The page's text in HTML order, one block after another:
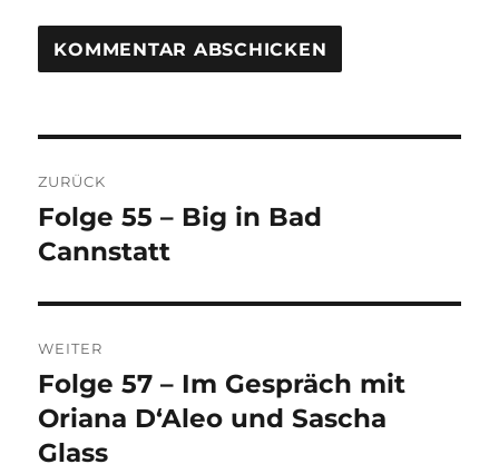
ZURÜCK
Vorheriger
Beitrag:
Folge 55 – Big in Bad
Cannstatt
WEITER
Nächster
Beitrag:
Folge 57 – Im Gespräch mit
Oriana D‘Aleo und Sascha
Glass